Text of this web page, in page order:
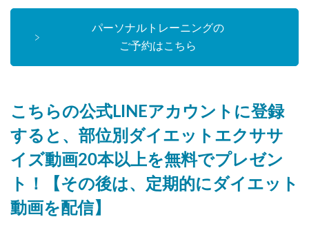
パーソナルトレーニングの
ご予約はこちら
こちらの公式LINEアカウントに登録
すると、部位別ダイエットエクササ
イズ動画20本以上を無料でプレゼン
ト！【その後は、定期的にダイエット
動画を配信】